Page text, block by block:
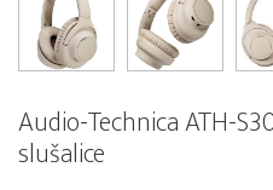
Audio-Technica ATH-
slušalice